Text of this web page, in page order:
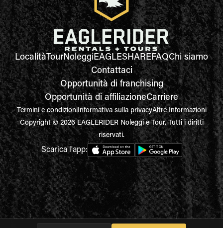
LocalitàTourNoleggiEAGLESHAREFAQChi siamo
Contattaci
Opportunità di franchising
Opportunità di affiliazioneCarriere
Termini e condizioniInformativa sulla privacyAltre Informazioni
Copyright © 2026 EAGLERIDER Noleggi e Tour. Tutti i diritti
riservati.
Scarica l'app: